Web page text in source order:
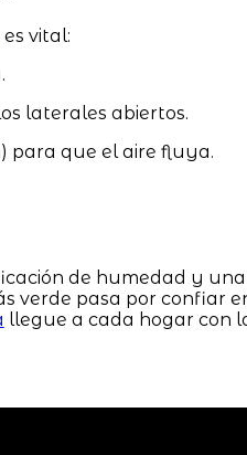
es vital:
laterales abiertos.
para que el aire fluya.
de humedad y una
verde pasa por confiar
llegue a cada hogar con